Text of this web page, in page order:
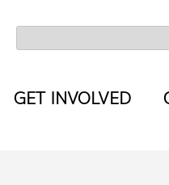
GET INVOLVED